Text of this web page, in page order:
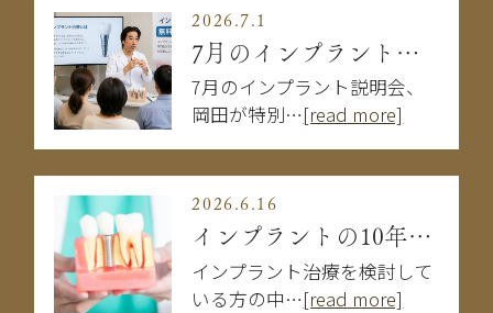
2026.7.1
7月のインプラント説明会
7月のインプラント説明会、
岡田が特別…[read more]
2026.6.16
インプラントの10年後はどうなる？長持ちする人・しない人の違い
インプラント治療を検討して
いる方の中…[read more]